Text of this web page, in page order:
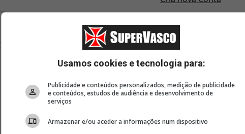
Usamos cookies e tecnologia para:
Publicidade e conteúdos personalizados, medição de publicidade
e conteúdos, estudos de audiência e desenvolvimento de
serviços
Armazenar e/ou aceder a informações num dispositivo